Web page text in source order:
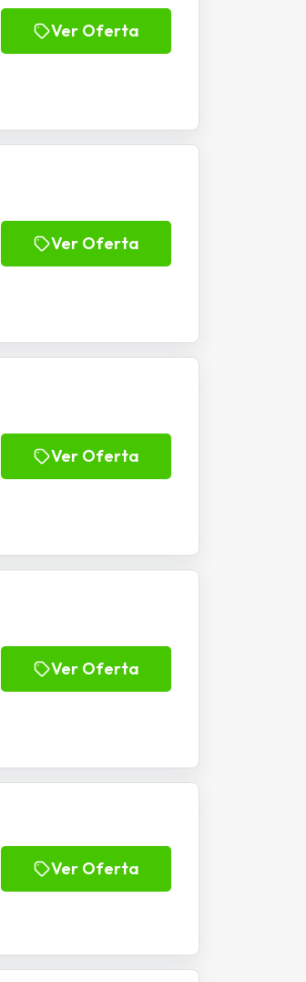
Ver Oferta
Ver Oferta
Ver Oferta
Ver Oferta
Ver Oferta